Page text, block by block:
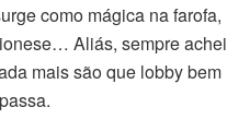
como mágica na farofa,
Aliás, sempre achei
mais são que lobby bem